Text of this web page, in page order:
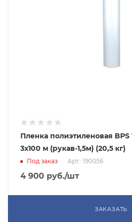
Пленка полиэтиленовая BPS
3x100 м (рукав-1,5м) (20,5 кг)
Под заказ Арт.: 190056
4 900 руб./шт
ЗАКАЗАТЬ